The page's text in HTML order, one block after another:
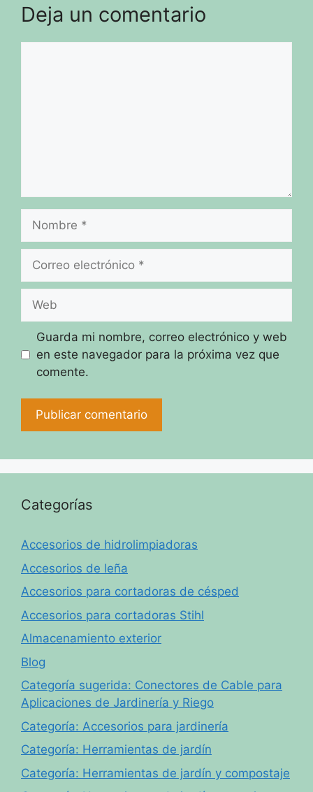
Deja un comentario
electrónico
Guarda mi nombre, correo electrónico y web
en este navegador para la próxima vez que
comente.
Categorías
Accesorios de hidrolimpiadoras
Accesorios de leña
Accesorios para cortadoras de césped
Accesorios para cortadoras Stihl
Almacenamiento exterior
Blog
Categoría sugerida: Conectores de Cable para
Aplicaciones de Jardinería y Riego
Categoría: Accesorios para jardinería
Categoría: Herramientas de jardín
Categoría: Herramientas de jardín y compostaje